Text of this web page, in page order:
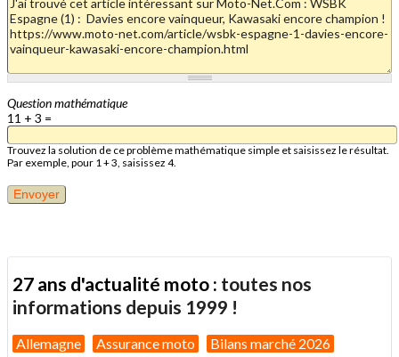
Question mathématique
11 + 3 =
Trouvez la solution de ce problème mathématique simple et saisissez le résultat.
Par exemple, pour 1 + 3, saisissez 4.
27 ans d'actualité moto : toutes nos
informations depuis 1999 !
Allemagne Assurance moto Bilans marché 2026